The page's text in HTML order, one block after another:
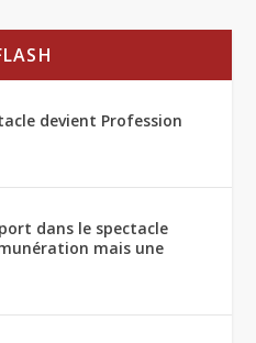
devient Profession
dans le spectacle
mais une